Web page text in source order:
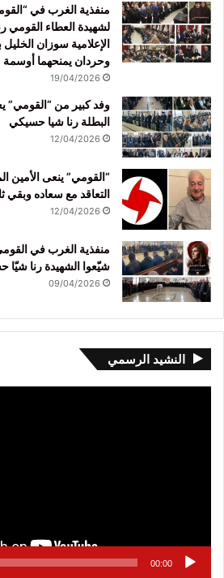
منفذية الغرب في
لشهيدة العطاء القومي
الإعلامية سوزان
وحردان يمنحهما أوسمة
19/04/2026
وفد كبير من “القومي”
البطلة رنا شيا حسيكي
12/04/2026
“القومي” ينعى الأمين
التعاقد مع سعاده وبقي
12/04/2026
منفذية الغرب في
شيّعوا الشهيدة رنا
09/04/2026
النشيد الرسمي
00:00